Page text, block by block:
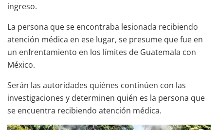
ingreso.
La persona que se encontraba lesionada recibiendo
atención médica en ese lugar, se presume que fue en
un enfrentamiento en los límites de Guatemala con
México.
Serán las autoridades quiénes continúen con las
investigaciones y determinen quién es la persona que
se encuentra recibiendo atención médica.